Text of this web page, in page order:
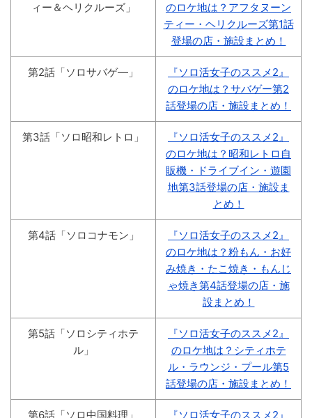
ィー＆ヘリクルーズ」
のロケ地は？アフタヌーン
ティー・ヘリクルーズ第1話
登場の店・施設まとめ！
第2話「ソロサバゲ―」
『ソロ活女子のススメ2』
のロケ地は？サバゲー第2
話登場の店・施設まとめ！
第3話「ソロ昭和レトロ」
『ソロ活女子のススメ2』
のロケ地は？昭和レトロ自
販機・ドライブイン・遊園
地第3話登場の店・施設ま
とめ！
第4話「ソロコナモン」
『ソロ活女子のススメ2』
のロケ地は？粉もん・お好
み焼き・たこ焼き・もんじ
ゃ焼き第4話登場の店・施
設まとめ！
第5話「ソロシティホテ
ル」
『ソロ活女子のススメ2』
のロケ地は？シティホテ
ル・ラウンジ・プール第5
話登場の店・施設まとめ！
第6話「ソロ中国料理」 『ソロ活女子のススメ2』